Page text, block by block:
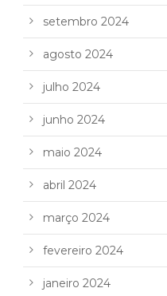
setembro 2024
agosto 2024
julho 2024
junho 2024
maio 2024
abril 2024
março 2024
fevereiro 2024
janeiro 2024